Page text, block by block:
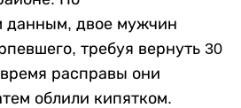
данным, двое мужчин
требуя вернуть 30
расправы они
облили кипятком.